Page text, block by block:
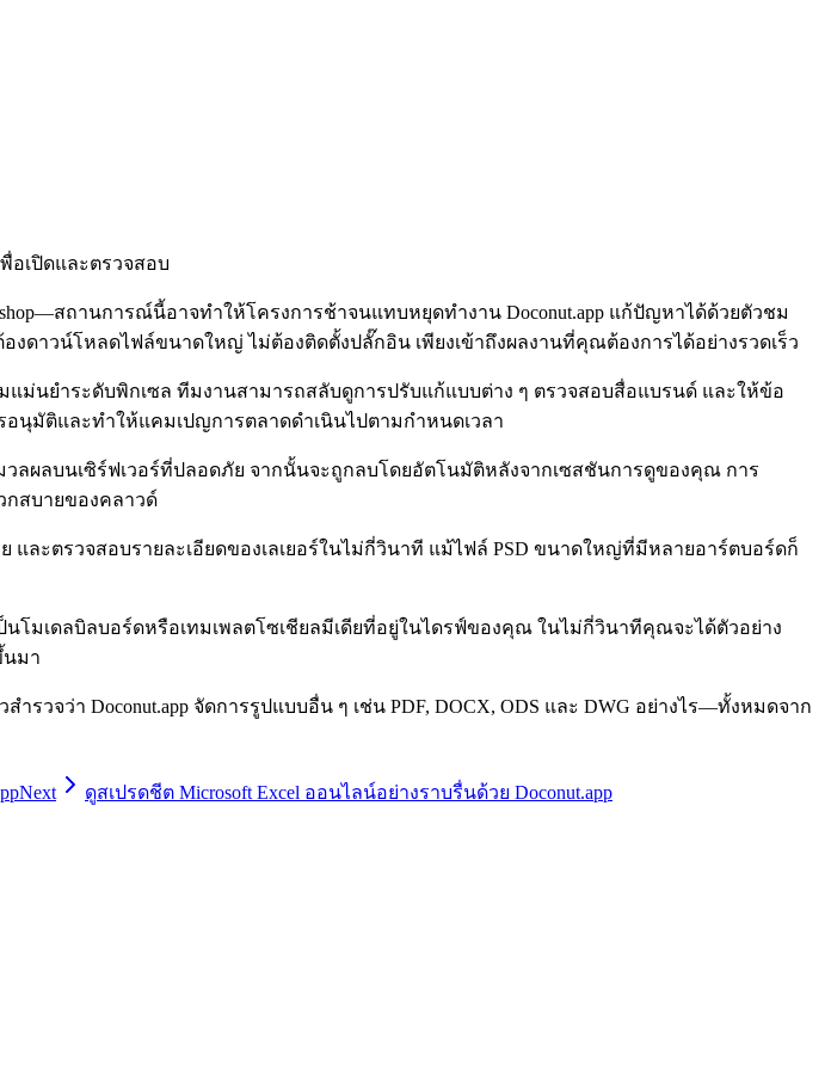
เปิดและตรวจสอบ
สถานการณ์นี้อาจทำให้โครงการช้าจนแทบหยุดทำงาน Doconut.app แก้ปัญหาได้ด้วยตัวชม
งดาวน์โหลดไฟล์ขนาดใหญ่ ไม่ต้องติดตั้งปลั๊กอิน เพียงเข้าถึงผลงานที่คุณต้องการได้อย่างรวดเร็ว
แม่นยำระดับพิกเซล ทีมงานสามารถสลับดูการปรับแก้แบบต่าง ๆ ตรวจสอบสื่อแบรนด์ และให้ข้อ
นุมัติและทำให้แคมเปญการตลาดดำเนินไปตามกำหนดเวลา
ผลบนเซิร์ฟเวอร์ที่ปลอดภัย จากนั้นจะถูกลบโดยอัตโนมัติหลังจากเซสชันการดูของคุณ การ
สบายของคลาวด์
ละตรวจสอบรายละเอียดของเลเยอร์ในไม่กี่วินาที แม้ไฟล์ PSD ขนาดใหญ่ที่มีหลายอาร์ตบอร์ดก็
นโมเดลบิลบอร์ดหรือเทมเพลตโซเชียลมีเดียที่อยู่ในไดรฟ์ของคุณ ในไม่กี่วินาทีคุณจะได้ตัวอย่าง
นมา
จว่า Doconut.app จัดการรูปแบบอื่น ๆ เช่น PDF, DOCX, ODS และ DWG อย่างไร—ทั้งหมดจาก
Next ดูสเปรดชีต Microsoft Excel ออนไลน์อย่างราบรื่นด้วย Doconut.app